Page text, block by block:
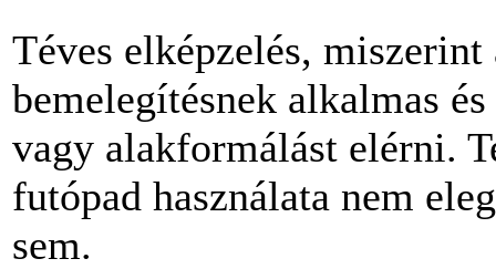
Téves elképzelés, miszerint
bemelegítésnek alkalmas
vagy alakformálást elérni.
futópad használata nem
sem.